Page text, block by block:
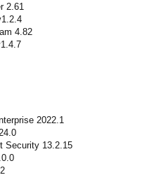
2.61
4.82
2022.1
Security 13.2.15